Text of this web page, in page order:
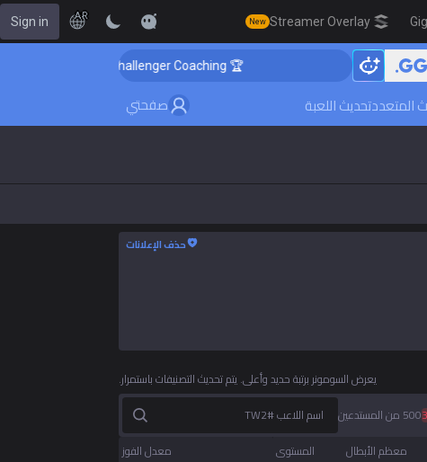
Streamer Overlay
New
AR
Sign in
🏆 Rank Up in 3 Days! Challenger Coaching
المتعددتحديث اللعبة صفحتي
حذف الإعلانات
يعرض السومونر برتبة حديد وأعلى. يتم تحديث التصنيفات باستمرار.
3500 من المستدعين اسم اللاعب #TW2
معظم الأبطال المستوى
معدل الفوز